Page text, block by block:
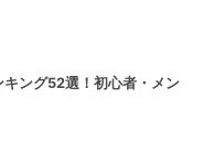
ング52選！初心者・メン